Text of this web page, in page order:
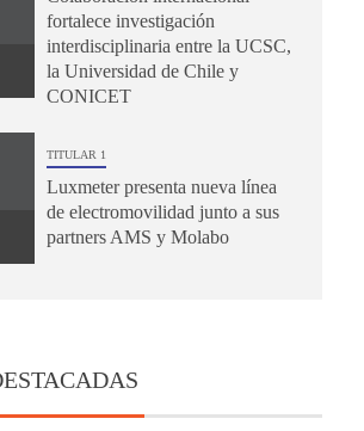
fortalece investigación
interdisciplinaria entre la UCSC,
la Universidad de Chile y
CONICET
TITULAR 1
Luxmeter presenta nueva línea
de electromovilidad junto a sus
partners AMS y Molabo